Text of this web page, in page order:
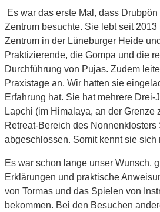
Es war das erste Mal, dass
Zentrum besuchte. Sie lebt seit
Zentrum in der Lüneburger Heide
Praktizierende, die Gompa und die
Durchführung von Pujas. Zudem
Praxistage an. Wir hatten sie
Erfahrung hat. Sie hat mehrere Drei-
Lapchi (im Himalaya, an der Grenze
Retreat-Bereich des Nonnenklosters
abgeschlossen. Somit kennt sie sich
Es war schon lange unser Wunsch,
Erklärungen und praktische
von Tormas und das Spielen von
bekommen. Bei den Besuchen